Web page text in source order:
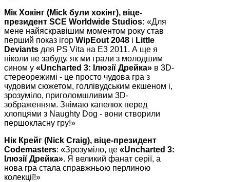
Мік Хокінг (Mick були хокінг), віце-
президент SCE Worldwide Studios: «Для
мене найяскравішим моментом року став
перший показ ігор WipEout 2048 і Little
Deviants для PS Vita на E3 2011. А ще я
ніколи не забуду, як ми грали з молодшим
сином у «Uncharted 3: Ілюзії Дрейка» в 3D-
стереорежимі - це просто чудова гра з
чудовим сюжетом, голлівудським екшеном і,
зрозуміло, приголомшливим 3D-
зображенням. Знімаю капелюх перед
хлопцями з Naughty Dog - вони створили
першокласну гру!»
Нік Крейг (Nick Craig), віце-президент
Codemasters: «Зрозуміло, це «Uncharted 3:
Ілюзії Дрейка». Я великий фанат серії, а
нова гра стала справжньою перлиною
колекції!»